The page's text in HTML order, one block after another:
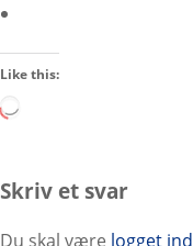
Like this:
d
n
Skriv et svar
Du skal være logget ind